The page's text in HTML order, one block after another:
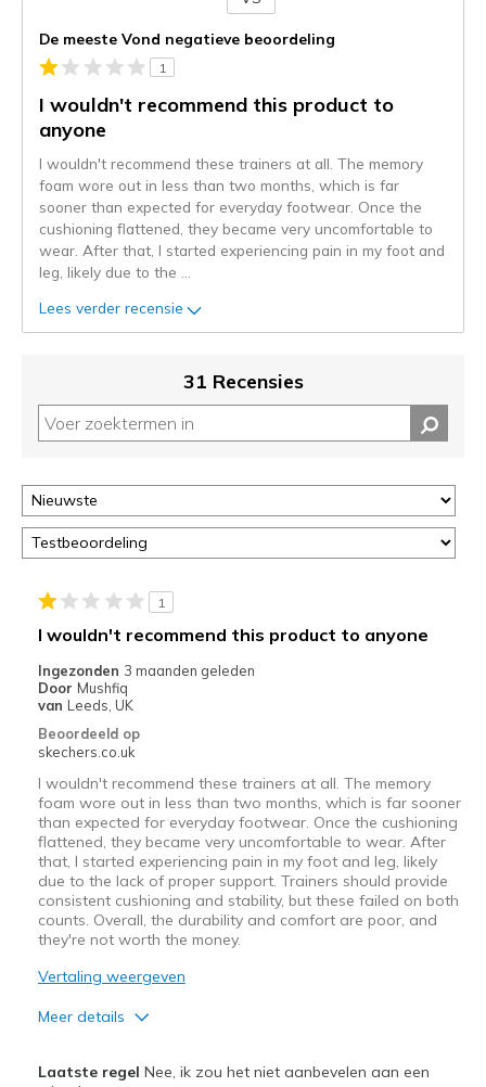
content
wordt
momenteel
gemigreerd
naar
niejee
page_id.
kunt
de
status
van
je
deze
page
door
<a
href="javascript:location.href=location.pathname;">hier</a>
de
met
migratiegeschiedenis
van
de
page_id
bezoeken.
De meeste Vond negatieve beoordeling
1
I wouldn't recommend this product to
anyone
I wouldn't recommend these trainers at all. The memory
foam wore out in less than two months, which is far
sooner than expected for everyday footwear. Once the
cushioning flattened, they became very uncomfortable to
wear. After that, I started experiencing pain in my foot and
leg, likely due to the
Lees verder recensie
31 Recensies
1
I wouldn't recommend this product to anyone
Ingezonden 3 maanden geleden
Door Mushfiq
van Leeds, UK
Beoordeeld op
skechers.co.uk
I wouldn't recommend these trainers at all. The memory
foam wore out in less than two months, which is far sooner
than expected for everyday footwear. Once the cushioning
flattened, they became very uncomfortable to wear. After
that, I started experiencing pain in my foot and leg, likely
due to the lack of proper support. Trainers should provide
consistent cushioning and stability, but these failed on both
counts. Overall, the durability and comfort are poor, and
they're not worth the money.
Vertaling weergeven
Meer details
Laatste regel Nee, ik zou het niet aanbevelen aan een